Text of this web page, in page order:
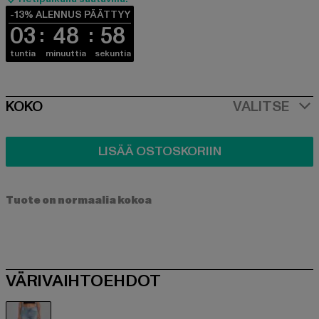
-13% ALENNUS PÄÄTTYY
03
tuntia
48
minuuttia
58
sekuntia
SIZE
KOKO VALITSE
LISÄÄ OSTOSKORIIN
Tuote on normaalia kokoa
VÄRIVAIHTOEHDOT